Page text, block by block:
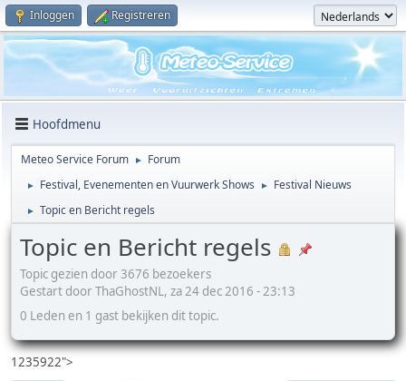
Inloggen Registreren
Hoofdmenu
Meteo Service Forum ► Forum
► Festival, Evenementen en Vuurwerk Shows ► Festival Nieuws
► Topic en Bericht regels
Topic en Bericht regels
Topic gezien door 3676 bezoekers
Gestart door ThaGhostNL, za 24 dec 2016 - 23:13
0 Leden en 1 gast bekijken dit topic.
1235922">